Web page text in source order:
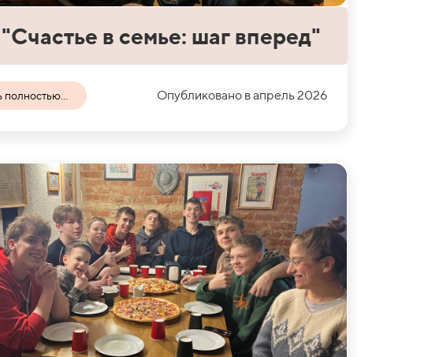
в семье: шаг вперед"
полностью... Опубликовано в апрель 2026